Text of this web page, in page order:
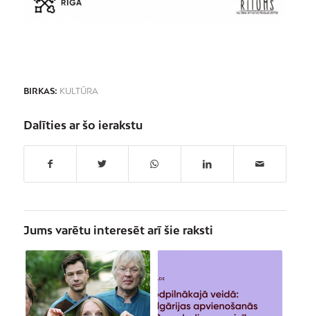
BIRKAS: KULTŪRA
Dalīties ar šo ierakstu
Jums varētu interesēt arī šie raksti